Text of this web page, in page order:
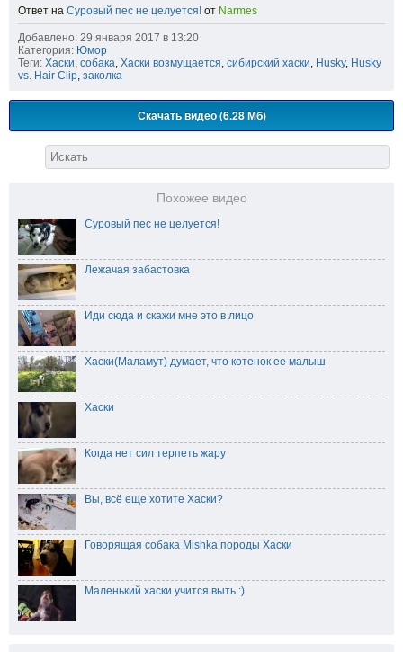
Ответ на Суровый пес не целуется! от Narmes
Добавлено: 29 января 2017 в 13:20
Категория: Юмор
Теги: Хаски, собака, Хаски возмущается, сибирский хаски, Husky, Husky
vs. Hair Clip, заколка
Скачать видео (6.28 Мб)
Похожее видео
Суровый пес не целуется!
Лежачая забастовка
Иди сюда и скажи мне это в лицо
Хаски(Маламут) думает, что котенок ее малыш
Хаски
Когда нет сил терпеть жару
Вы, всё еще хотите Хаски?
Говорящая собака Mishka породы Хаски
Маленький хаски учится выть :)